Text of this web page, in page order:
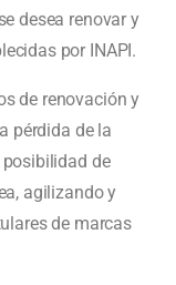
desea renovar y
por INAPI.
de renovación y
pérdida de la
de
agilizando y
de marcas